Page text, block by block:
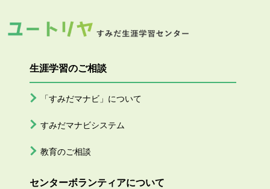
生涯学習のご相談
「すみだマナビ」について
すみだマナビシステム
教育のご相談
センターボランティアについて